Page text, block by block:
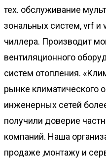
тех. обслуживание
зональных систем, vrf
чиллера. Производит
вентиляционного
систем отопления.
рынке климатического
инженерных сетей
получили доверие
компаний. Наша
продаже ,монтажу и